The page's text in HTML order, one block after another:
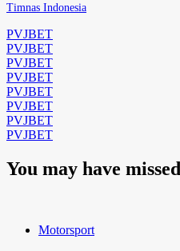
Timnas Indonesia
PVJBET
PVJBET
PVJBET
PVJBET
PVJBET
PVJBET
PVJBET
PVJBET
You may have missed
Motorsport